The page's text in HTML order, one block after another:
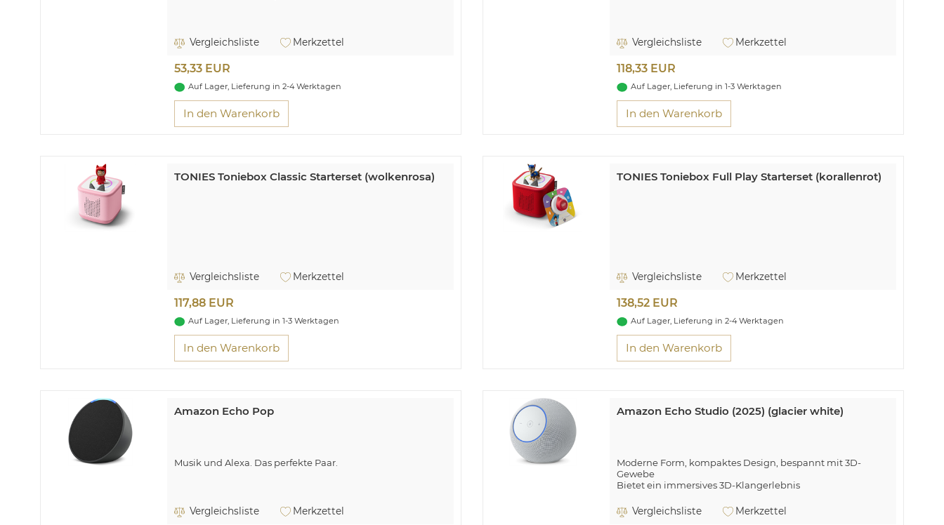
Vergleichsliste Merkzettel
53,33 EUR
Auf Lager, Lieferung in 2-4 Werktagen
In den Warenkorb
Vergleichsliste Merkzettel
118,33 EUR
Auf Lager, Lieferung in 1-3 Werktagen
In den Warenkorb
TONIES Toniebox Classic Starterset (wolkenrosa)
Vergleichsliste Merkzettel
117,88 EUR
Auf Lager, Lieferung in 1-3 Werktagen
In den Warenkorb
TONIES Toniebox Full Play Starterset (korallenrot)
Vergleichsliste Merkzettel
138,52 EUR
Auf Lager, Lieferung in 2-4 Werktagen
In den Warenkorb
Amazon Echo Pop
Musik und Alexa. Das perfekte Paar.
Vergleichsliste Merkzettel
Amazon Echo Studio (2025) (glacier white)
Moderne Form, kompaktes Design, bespannt mit 3D-
Gewebe
Bietet ein immersives 3D-Klangerlebnis
Hub
Tiefe, kraftvolle Bässe und glasklarer Gesang
Vergleichsliste Merkzettel